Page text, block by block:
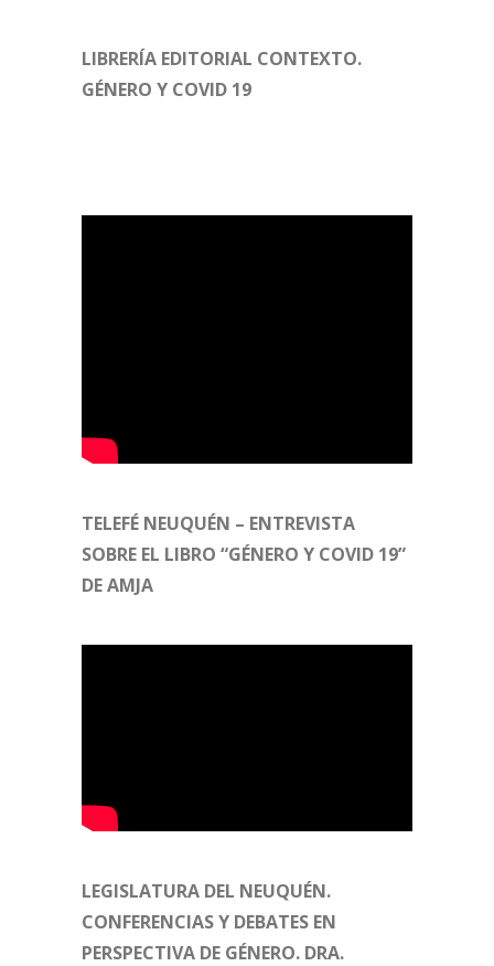
LIBRERÍA EDITORIAL CONTEXTO.
GÉNERO Y COVID 19
TELEFÉ NEUQUÉN – ENTREVISTA
SOBRE EL LIBRO “GÉNERO Y COVID 19”
DE AMJA
LEGISLATURA DEL NEUQUÉN.
CONFERENCIAS Y DEBATES EN
PERSPECTIVA DE GÉNERO. DRA.